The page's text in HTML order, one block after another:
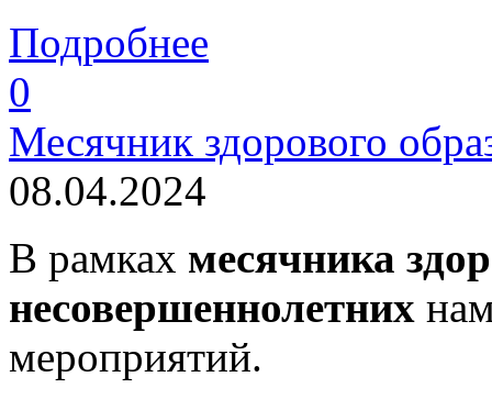
Подробнее
0
Месячник здорового
08.04.2024
В рамках месячника
несовершеннолетних
мероприятий.